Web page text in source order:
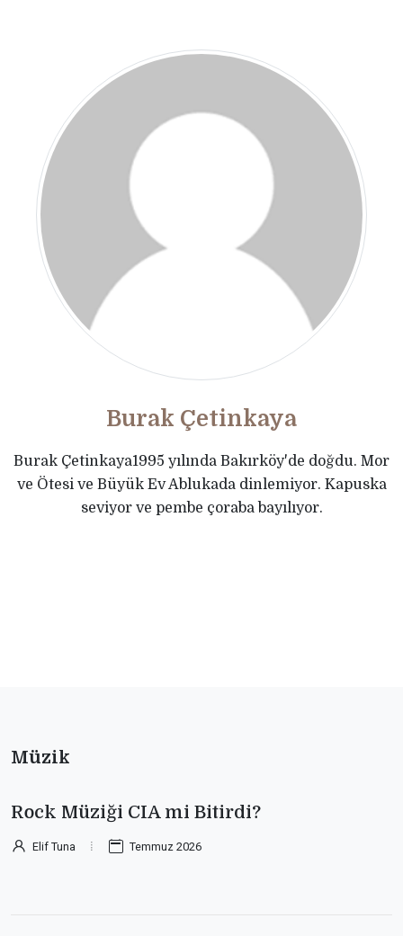
Burak Çetinkaya
Burak Çetinkaya1995 yılında Bakırköy'de doğdu. Mor
ve Ötesi ve Büyük Ev Ablukada dinlemiyor. Kapuska
seviyor ve pembe çoraba bayılıyor.
Müzik
Rock Müziği CIA mi Bitirdi?
Elif Tuna Temmuz 2026